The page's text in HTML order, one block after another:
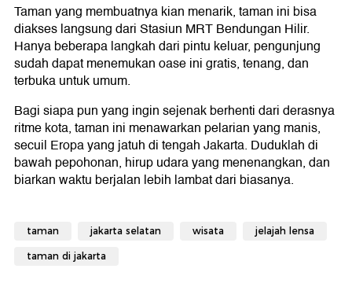
Taman yang membuatnya kian menarik, taman ini bisa
diakses langsung dari Stasiun MRT Bendungan Hilir.
Hanya beberapa langkah dari pintu keluar, pengunjung
sudah dapat menemukan oase ini gratis, tenang, dan
terbuka untuk umum.
Bagi siapa pun yang ingin sejenak berhenti dari derasnya
ritme kota, taman ini menawarkan pelarian yang manis,
secuil Eropa yang jatuh di tengah Jakarta. Duduklah di
bawah pepohonan, hirup udara yang menenangkan, dan
biarkan waktu berjalan lebih lambat dari biasanya.
taman jakarta selatan wisata jelajah lensa
taman di jakarta